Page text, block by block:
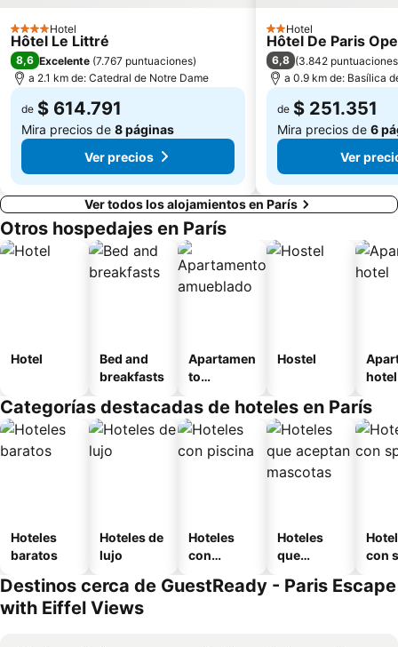
Jardín de Luxemburgo
Centro Georges Pompidou
La Bastilla
Distrito XVIII: Buttes-Montmartre
Distrito XVI: Passy
Galerías Lafayette París Haussmann
Distrito XIV: Observatoire
Opéra Bastille
4 Estrellas
Hotel
Hôtel Le Littré
8,6 Excelente (7.767 puntuaciones)
a 2.1 km de: Catedral de Notre Dame
de $ 614.791
Mira precios de 8 páginas
Ver precios
2 Estrellas
Hotel
Hôtel De Paris
6,8 (3.842 puntuaciones
a 0.9 km de: Basílica
de $ 251.351
Mira precios de 6
Ver
Ver todos los alojamientos en París
Otros hospedajes en París
Hotel
Bed and
breakfasts
Apartamen
to
o
Hostel
hotel
Categorías destacadas de hoteles en París
Hoteles
baratos
Hoteles de
lujo
Hoteles
con
Hoteles
que
mascotas
con
Destinos cerca de GuestReady - Paris Escape
with Eiffel Views